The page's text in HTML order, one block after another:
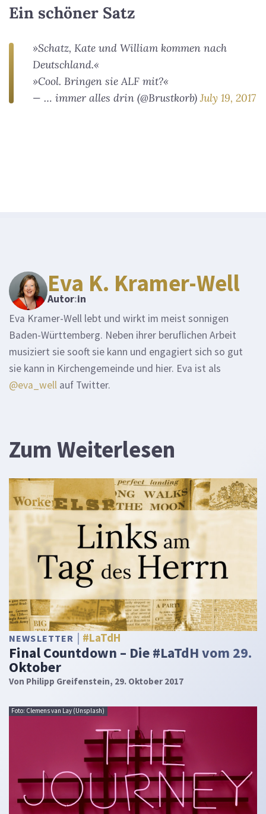
Ein schöner Satz
»Schatz, Kate und William kommen nach
Deutschland.«
»Cool. Bringen sie ALF mit?«
— … immer alles drin (@Brustkorb)July 19, 2017
Eva K. Kramer-Well
Autor:in
Eva Kramer-Well lebt und wirkt im meist sonnigen
Baden-Württemberg. Neben ihrer beruflichen Arbeit
musiziert sie sooft sie kann und engagiert sich so gut
sie kann in Kirchengemeinde und hier. Eva ist als
@eva_well auf Twitter.
Zum Weiterlesen
NEWSLETTER #LaTdH
Final Countdown – Die #LaTdH vom 29.
Oktober
Von Philipp Greifenstein, 29. Oktober 2017
Foto: Clemens van Lay (Unsplash)